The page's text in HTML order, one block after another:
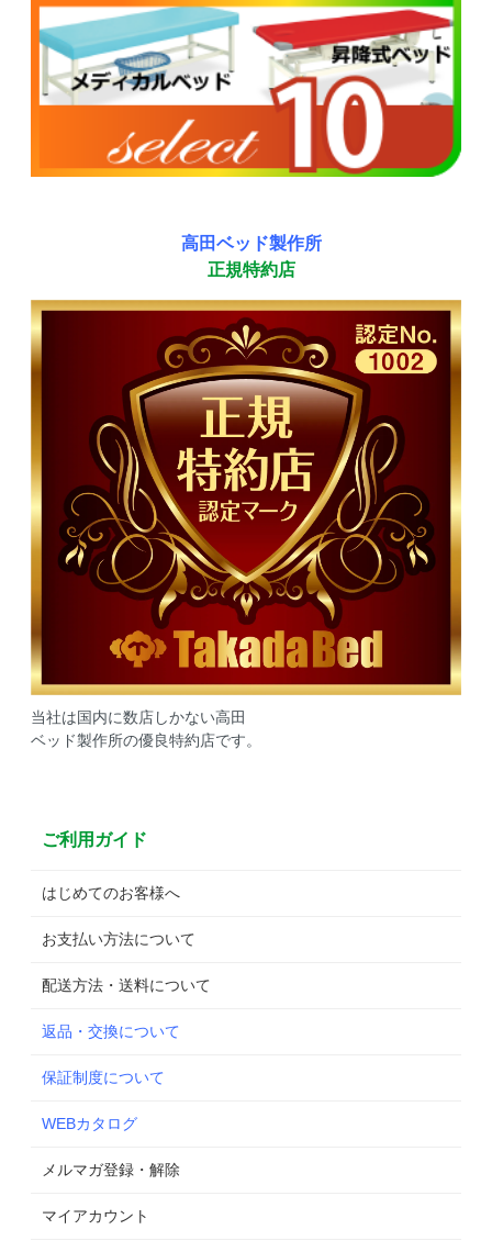
高田ベッド製作所
正規特約店
当社は国内に数店しかない高田
ベッド製作所の優良特約店です。
ご利用ガイド
はじめてのお客様へ
お支払い方法について
配送方法・送料について
返品・交換について
保証制度について
WEBカタログ
メルマガ登録・解除
マイアカウント